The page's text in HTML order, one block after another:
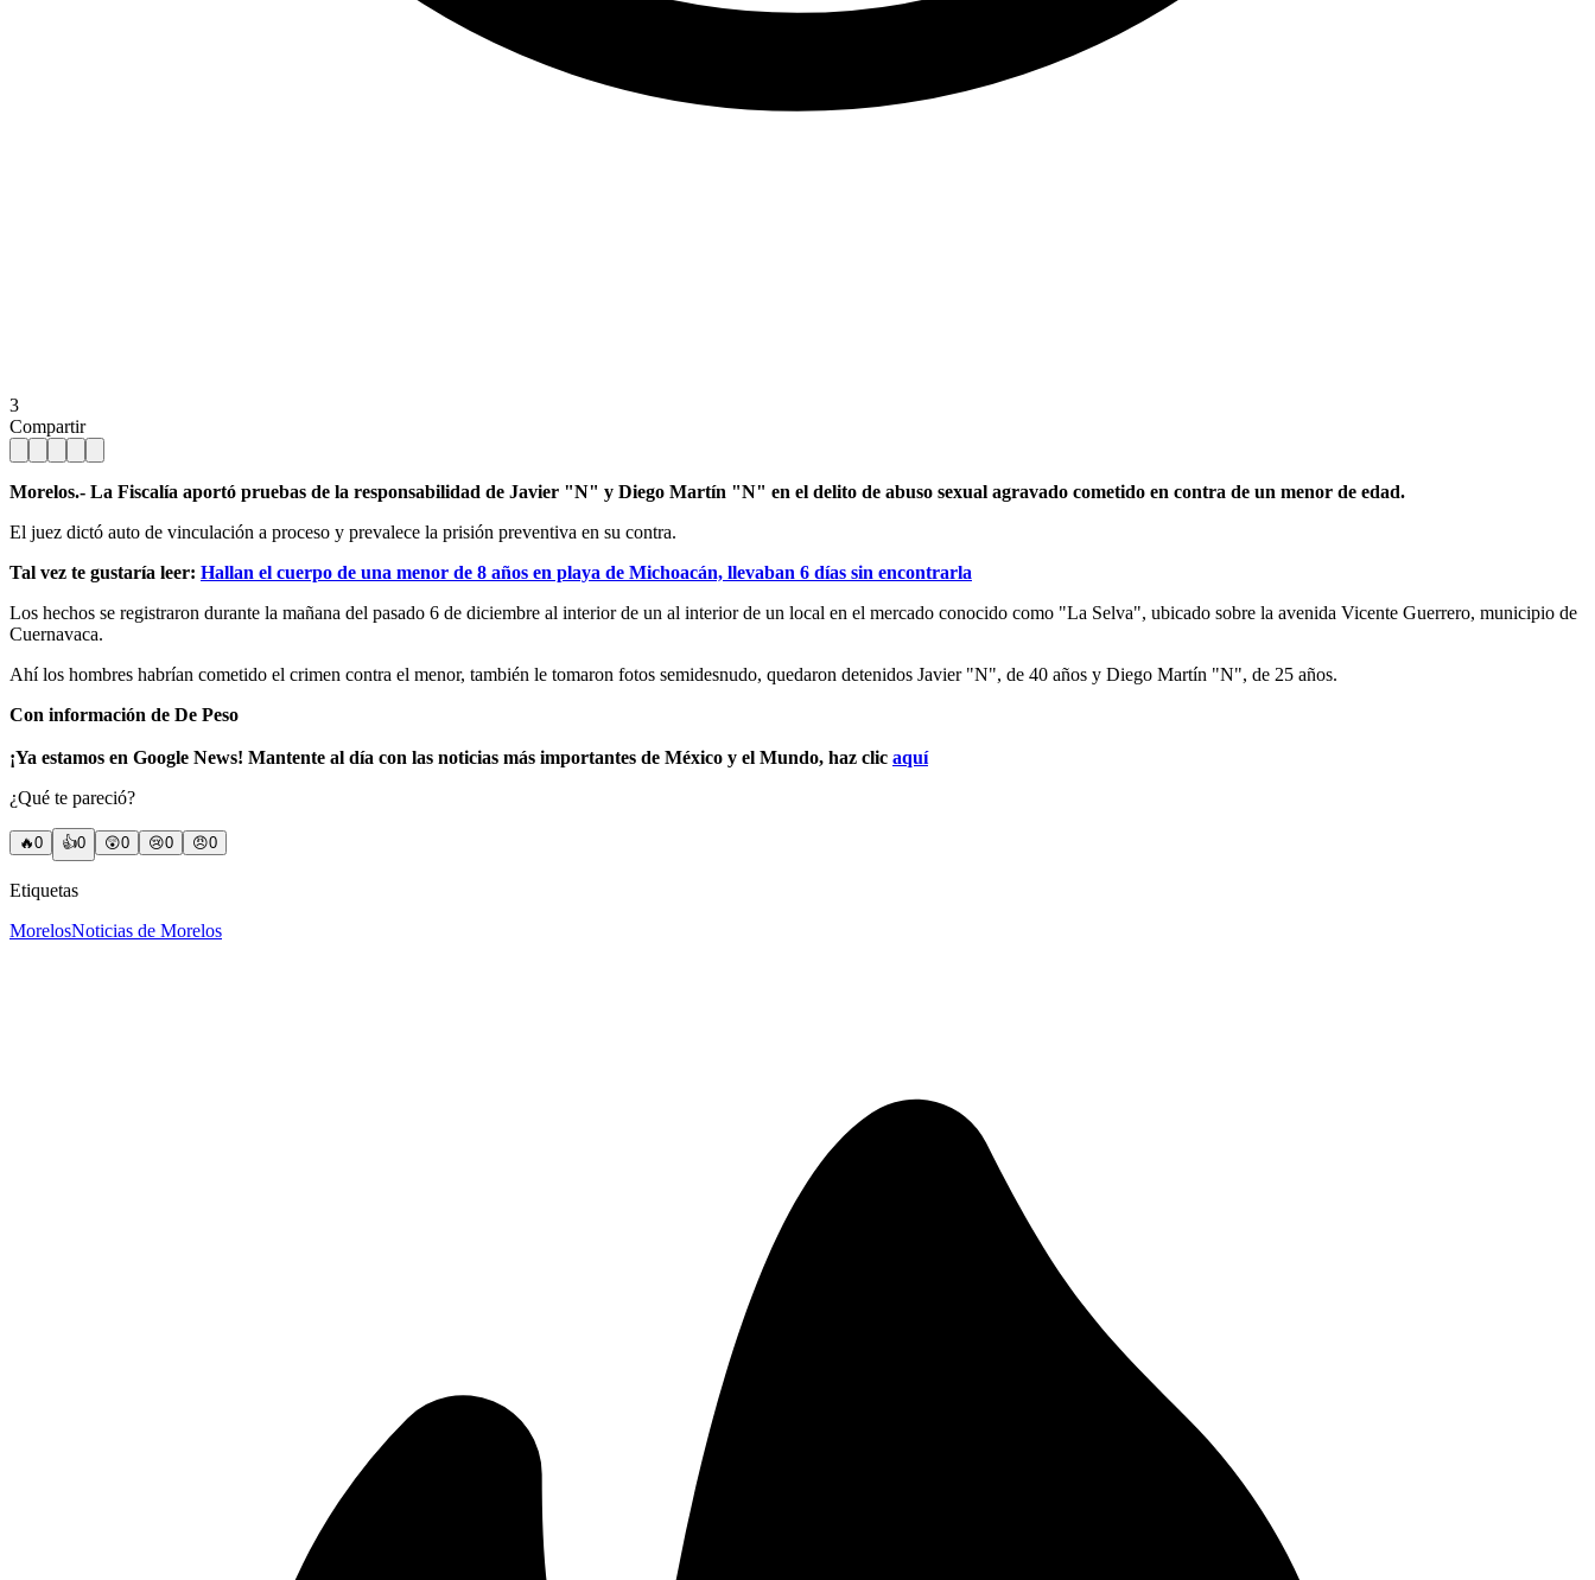
3
Compartir
Morelos.- La Fiscalía aportó pruebas de la responsabilidad de Javier "N" y Diego Martín "N" en el delito de abuso sexual agravado cometido en contra de un menor de edad.
El juez dictó auto de vinculación a proceso y prevalece la prisión preventiva en su contra.
Tal vez te gustaría leer: Hallan el cuerpo de una menor de 8 años en playa de Michoacán, llevaban 6 días sin encontrarla
Los hechos se registraron durante la mañana del pasado 6 de diciembre al interior de un al interior de un local en el mercado conocido como "La Selva", ubicado sobre la avenida Vicente Guerrero, municipio de
Cuernavaca.
Ahí los hombres habrían cometido el crimen contra el menor, también le tomaron fotos semidesnudo, quedaron detenidos Javier "N", de 40 años y Diego Martín "N", de 25 años.
Con información de De Peso
¡Ya estamos en Google News! Mantente al día con las noticias más importantes de México y el Mundo, haz clic aquí
¿Qué te pareció?
🔥0 👍0 😲0 😢0 😠0
Etiquetas
MorelosNoticias de Morelos